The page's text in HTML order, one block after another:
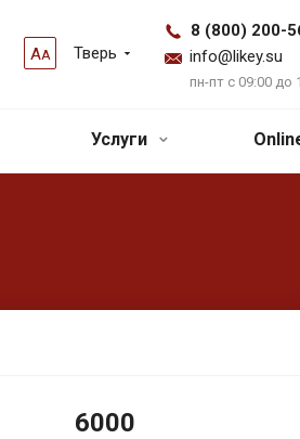
АА Тверь
8 (800) 200-
info@likey.su
пн-пт с 09:00 до
Услуги
6000